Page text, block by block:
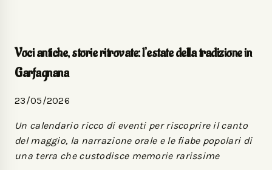
Voci antiche, storie ritrovate: l’estate della tradizione in
Garfagnana
23/05/2026
Un calendario ricco di eventi per riscoprire il canto
del maggio, la narrazione orale e le fiabe popolari di
una terra che custodisce memorie rarissime